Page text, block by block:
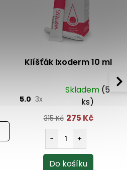
Klíšťák Ixoderm 10 ml
5.0 3x
Skladem (5
ks)
315 Kč 275 Kč